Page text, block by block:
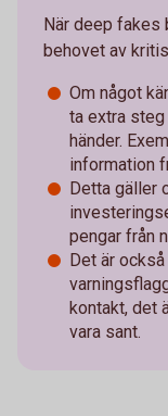
När deep fakes
behovet av
Om något
ta extra
händer.
information
Detta gäller
pengar från
Det är
kontakt, det
vara sant.